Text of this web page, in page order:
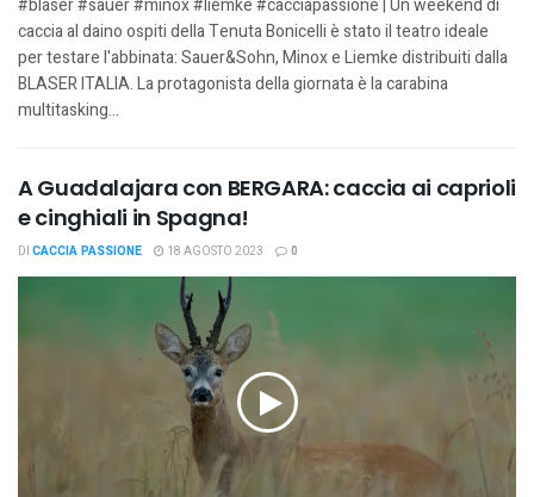
#blaser #sauer #minox #liemke #cacciapassione | Un weekend di
caccia al daino ospiti della Tenuta Bonicelli è stato il teatro ideale
per testare l'abbinata: Sauer&Sohn, Minox e Liemke distribuiti dalla
BLASER ITALIA. La protagonista della giornata è la carabina
multitasking...
A Guadalajara con BERGARA: caccia ai caprioli
e cinghiali in Spagna!
DI CACCIA PASSIONE 18 AGOSTO 2023 0